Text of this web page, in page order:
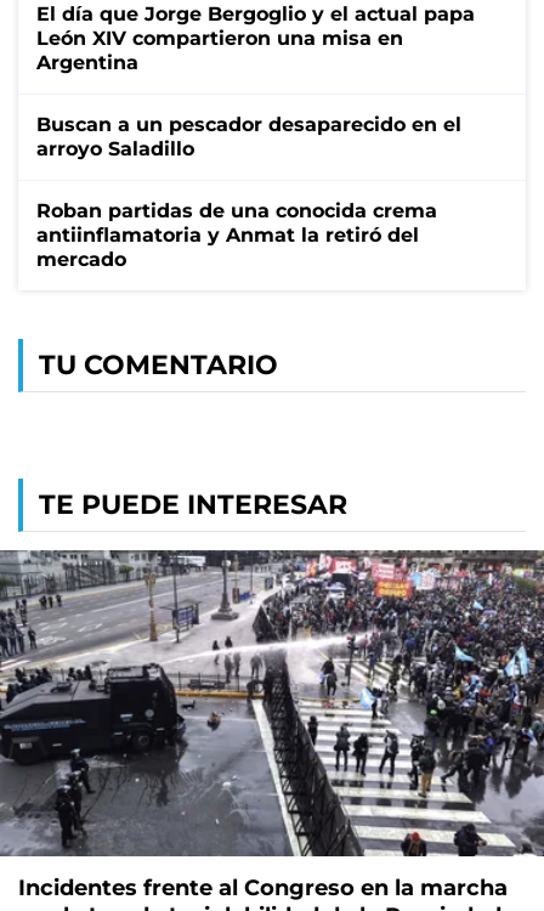
El día que Jorge Bergoglio y el actual papa
León XIV compartieron una misa en
Argentina
Buscan a un pescador desaparecido en el
arroyo Saladillo
Roban partidas de una conocida crema
antiinflamatoria y Anmat la retiró del
mercado
TU COMENTARIO
TE PUEDE INTERESAR
Incidentes frente al Congreso en la marcha